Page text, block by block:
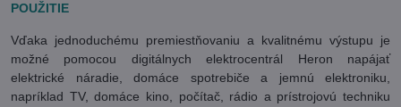
POUŽITIE
Vďaka jednoduchému premiestňovaniu a kvalitnému výstupu je
možné pomocou digitálnych elektrocentrál Heron napájať
elektrické náradie, domáce spotrebiče a jemnú elektroniku,
napríklad TV, domáce kino, počítač, rádio a prístrojovú techniku